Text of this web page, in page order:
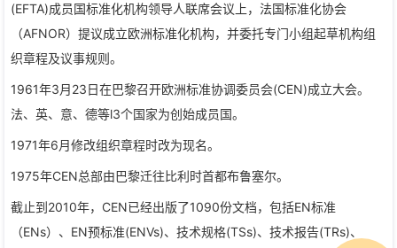
(EFTA)成员国标准化机构领导人联席会议上，法国标准化协会
（AFNOR）提议成立欧洲标准化机构，并委托专门小组起草机构组
织章程及议事规则。
1961年3月23日在巴黎召开欧洲标准协调委员会(CEN)成立大会。
法、英、意、德等l3个国家为创始成员国。
1971年6月修改组织章程时改为现名。
1975年CEN总部由巴黎迁往比利时首都布鲁塞尔。
截止到2010年，CEN已经出版了1090份文档，包括EN标准
（ENs）、EN预标准(ENVs)、技术规格(TSs)、技术报告(TRs)、